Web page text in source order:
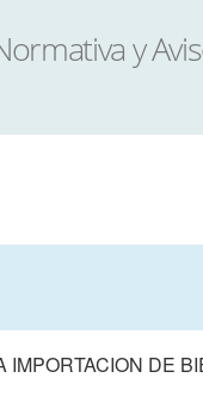
IMPORTACION DE